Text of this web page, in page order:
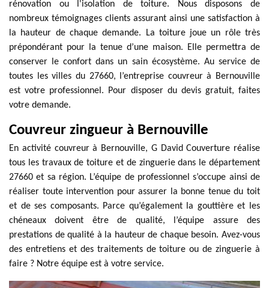
rénovation ou l'isolation de toiture. Nous disposons de
nombreux témoignages clients assurant ainsi une satisfaction à
la hauteur de chaque demande. La toiture joue un rôle très
prépondérant pour la tenue d’une maison. Elle permettra de
conserver le confort dans un sain écosystème. Au service de
toutes les villes du 27660, l’entreprise couvreur à Bernouville
est votre professionnel. Pour disposer du devis gratuit, faites
votre demande.
Couvreur zingueur à Bernouville
En activité couvreur à Bernouville, G David Couverture réalise
tous les travaux de toiture et de zinguerie dans le département
27660 et sa région. L’équipe de professionnel s’occupe ainsi de
réaliser toute intervention pour assurer la bonne tenue du toit
et de ses composants. Parce qu’également la gouttière et les
chéneaux doivent être de qualité, l’équipe assure des
prestations de qualité à la hauteur de chaque besoin. Avez-vous
des entretiens et des traitements de toiture ou de zinguerie à
faire ? Notre équipe est à votre service.